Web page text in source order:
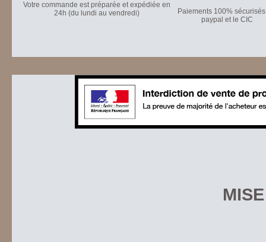
Votre commande est préparée et expédiée en
24h (du lundi au vendredi)
Paiements 100%
paypal et le CIC